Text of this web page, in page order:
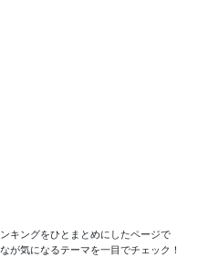
キングをひとまとめにしたページで
が気になるテーマを一目でチェック！